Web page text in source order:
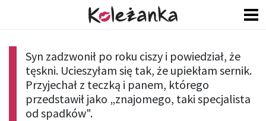
Syn zadzwonił po roku ciszy i powiedział, że
tęskni. Ucieszyłam się tak, że upiekłam sernik.
Przyjechał z teczką i panem, którego
przedstawił jako „znajomego, taki specjalista
od spadków".